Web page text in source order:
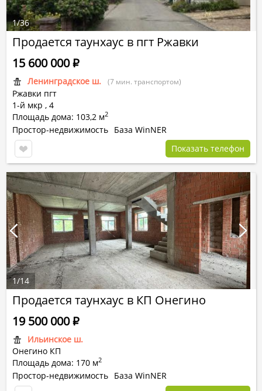
Продается таунхаус в пгт Ржавки
Ленинградское ш. (7 мин. транспортом)
Ржавки пгт
1-й мкр , 4
Площадь дома: 103,2 м2
15 600 000Р
Простор-недвижимость База WinNER
Показать телефон
1/36
Продается таунхаус в КП Онегино
Ильинское ш.
Онегино КП
Площадь дома: 170 м2
19 500 000Р
Простор-недвижимость База WinNER
1/14